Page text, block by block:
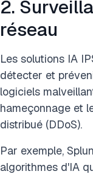
2.
réseau
Les solutions IA
détecter et
logiciels
hameçonnage et
distribué (DDoS).
Par exemple,
algorithmes d'IA